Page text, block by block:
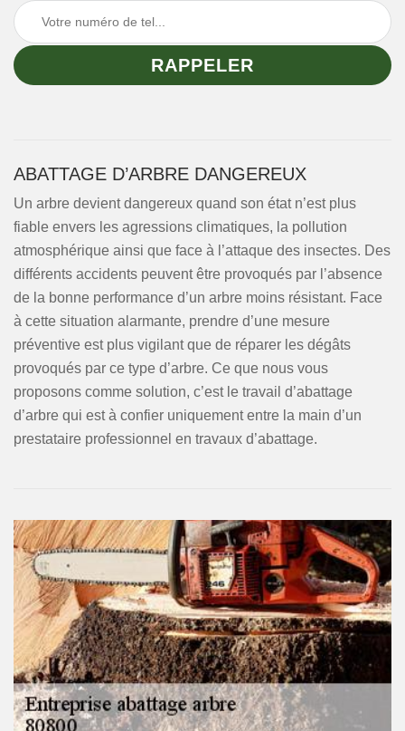
ABATTAGE D’ARBRE DANGEREUX
Un arbre devient dangereux quand son état n’est plus
fiable envers les agressions climatiques, la pollution
atmosphérique ainsi que face à l’attaque des insectes. Des
différents accidents peuvent être provoqués par l’absence
de la bonne performance d’un arbre moins résistant. Face
à cette situation alarmante, prendre d’une mesure
préventive est plus vigilant que de réparer les dégâts
provoqués par ce type d’arbre. Ce que nous vous
proposons comme solution, c’est le travail d’abattage
d’arbre qui est à confier uniquement entre la main d’un
prestataire professionnel en travaux d’abattage.